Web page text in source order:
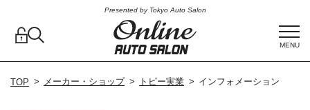
Presented by Tokyo Auto Salon
MENU
TOP メーカー・ショップ トピー実業 インフォメーション